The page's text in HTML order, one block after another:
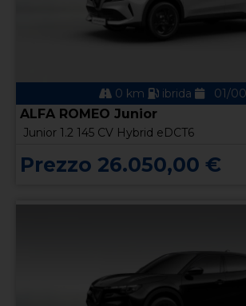
0 km ibrida 01/
ALFA ROMEO Junior
Junior 1.2 145 CV Hybrid eDCT6
Prezzo 26.050,00 €